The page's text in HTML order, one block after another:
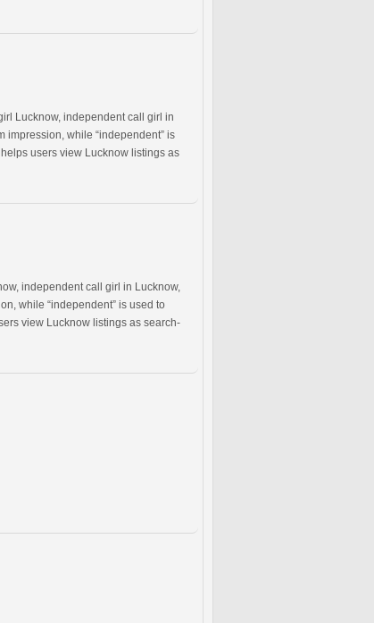
Lucknow, independent call girl in
impression, while “independent” is
users view Lucknow listings as
independent call girl in Lucknow,
while “independent” is used to
view Lucknow listings as search-